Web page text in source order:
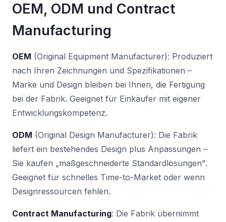
OEM, ODM und Contract
Manufacturing
OEM (Original Equipment Manufacturer): Produziert
nach Ihren Zeichnungen und Spezifikationen –
Marke und Design bleiben bei Ihnen, die Fertigung
bei der Fabrik. Geeignet für Einkäufer mit eigener
Entwicklungskompetenz.
ODM (Original Design Manufacturer): Die Fabrik
liefert ein bestehendes Design plus Anpassungen –
Sie kaufen „maßgeschneiderte Standardlösungen".
Geeignet für schnelles Time-to-Market oder wenn
Designressourcen fehlen.
Contract Manufacturing: Die Fabrik übernimmt